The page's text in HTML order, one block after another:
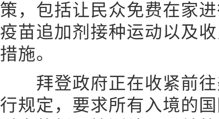
策，包括让民众免费在家
疫苗追加剂接种运动以及
措施。
拜登政府正在收紧前往
行规定，要求所有入境的